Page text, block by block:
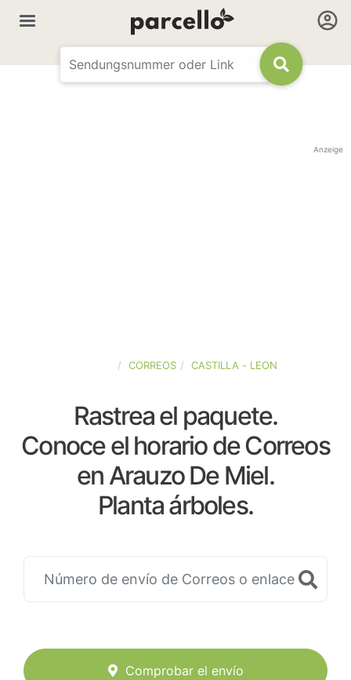
Anzeige
CORREOS CASTILLA - LEON
Rastrea el paquete.
Conoce el horario de Correos
en Arauzo De Miel.
Planta árboles.
Comprobar el envío